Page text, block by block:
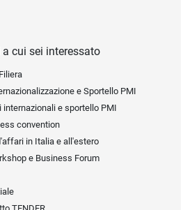
cui sei interessato
e Sportello PMI
e sportello PMI
convention
in Italia e all'estero
e Business Forum